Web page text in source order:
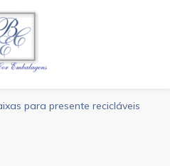
para presente recicláveis